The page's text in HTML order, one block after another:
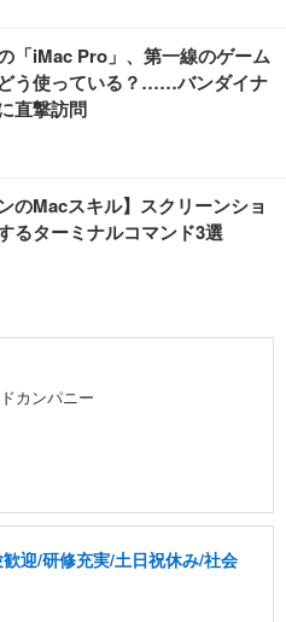
「iMac Pro」、第一線のゲーム
う使っている？……バンダイナ
直撃訪問
のMacスキル】スクリーンショ
るターミナルコマンド3選
カンパニー
迎/研修充実/土日祝休み/社会